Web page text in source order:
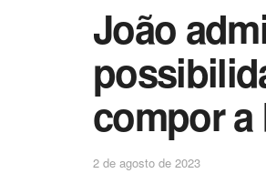
João
compor a
2 de agosto de 2023